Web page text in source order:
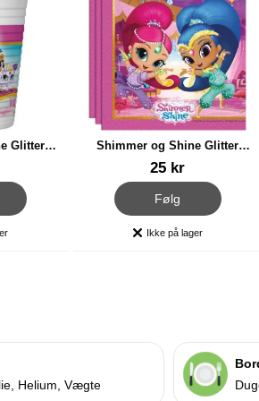
Glitter
Glitter Friends Plastkrus
Shimmer og Shine Glitter
Friends Servietter
25 kr
Følg
, Shimmer og Shine
Produkttilgængelighed:
Ikke på lager
Helium, Vægte